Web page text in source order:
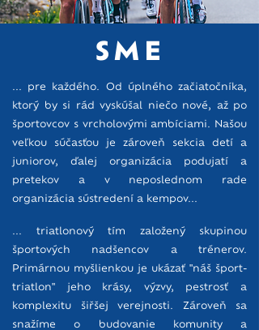
SME
... pre každého. Od úplného začiatočníka,
ktorý by si rád vyskúšal niečo nové, až po
športovcov s vrcholovými ambíciami. Našou
veľkou súčasťou je zároveň sekcia detí a
juniorov, ďalej organizácia podujatí a
pretekov a v neposlednom rade
organizácia sústredení a kempov...
... triatlonový tím založený skupinou
športových nadšencov a trénerov.
Primárnou myšlienkou je ukázať "náš šport-
triatlon" jeho krásy, výzvy, pestrosť a
komplexitu šiřšej verejnosti. Zároveň sa
snažíme o budovanie komunity a